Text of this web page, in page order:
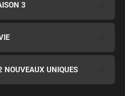
3
NOUVEAUX UNIQUES